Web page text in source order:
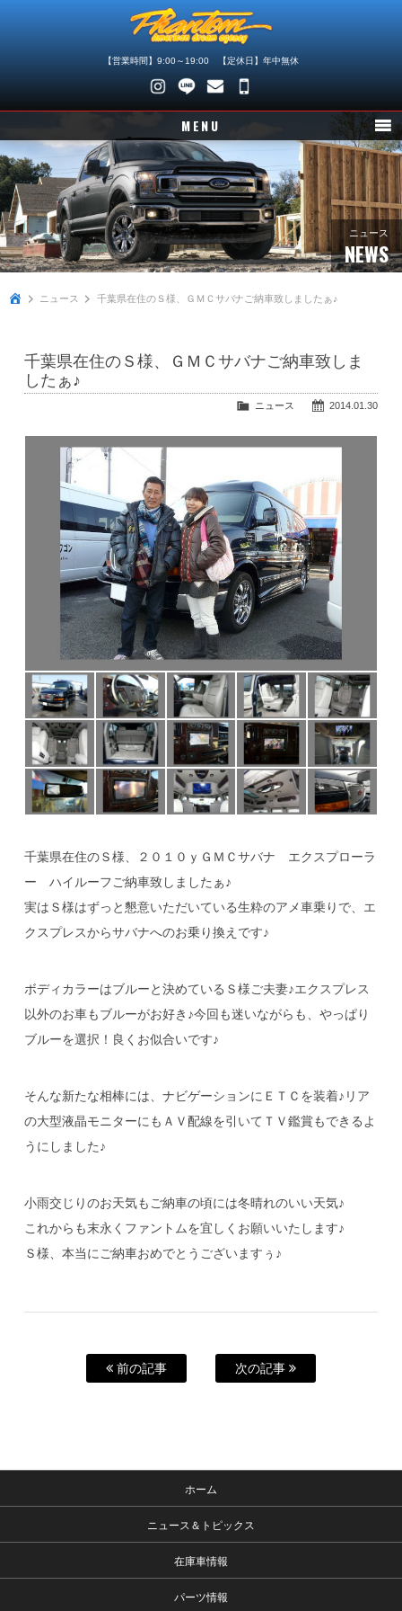
【営業時間】9:00～19:00 【定休日】年中無休
048-
745-
4446
MENU
ニュース
在庫車情報
パーツ情報
メンテナンス
買取査定
ニュース
NEWS
ニュース 千葉県在住のＳ様、ＧＭＣサバナご納車致しましたぁ♪
千葉県在住のＳ様、ＧＭＣサバナご納車致しま
したぁ♪
2014.01.30
ニュース
千葉県在住のＳ様、２０１０ｙＧＭＣサバナ エクスプローラ
ー ハイルーフご納車致しましたぁ♪
実はＳ様はずっと懇意いただいている生粋のアメ車乗りで、エ
クスプレスからサバナへのお乗り換えです♪
ボディカラーはブルーと決めているＳ様ご夫妻♪エクスプレス
以外のお車もブルーがお好き♪今回も迷いながらも、やっぱり
ブルーを選択！良くお似合いです♪
そんな新たな相棒には、ナビゲーションにＥＴＣを装着♪リア
の大型液晶モニターにもＡＶ配線を引いてＴＶ鑑賞もできるよ
うにしました♪
小雨交じりのお天気もご納車の頃には冬晴れのいい天気♪
これからも末永くファントムを宜しくお願いいたします♪
Ｓ様、本当にご納車おめでとうございますぅ♪
前の記事 次の記事
ホーム
ニュース＆トピックス
在庫車情報
パーツ情報